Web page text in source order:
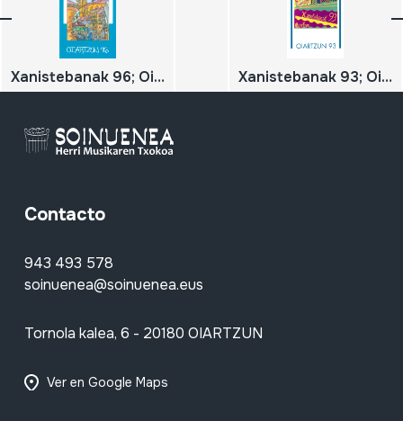
Xanistebanak 96; Oiartzun 96; Festa ekintzen egitaraua Xanistebanak 93; Oiartzun 93; Festa ekintzen egitaraua
Contacto
943 493 578
soinuenea@soinuenea.eus
Tornola kalea, 6 - 20180 OIARTZUN
Ver en Google Maps